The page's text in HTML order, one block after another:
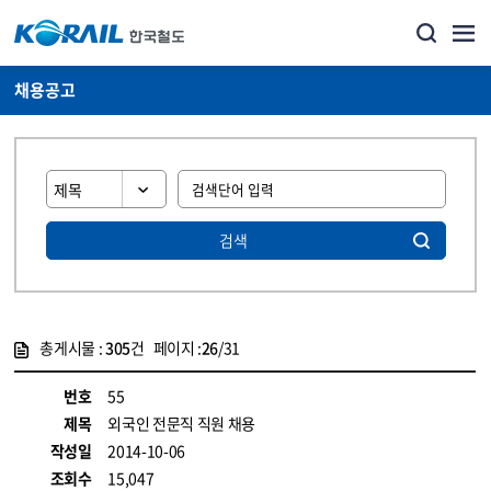
채용공고
검색
총게시물 :305건 페이지 :26/31
번호
55
제목
외국인 전문직 직원 채용
작성일
2014-10-06
조회수
15,047